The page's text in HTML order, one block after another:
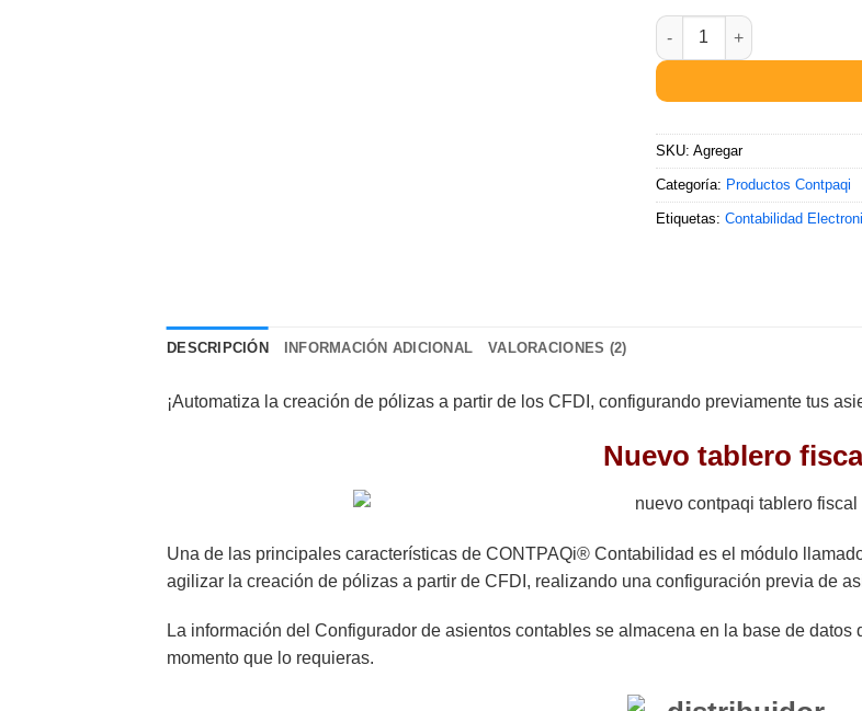
SKU: Agregar
Categoría: Productos Contpaqi
Etiquetas: Contabilidad
DESCRIPCIÓN INFORMACIÓN ADICIONAL VALORACIONES (2)
¡Automatiza la creación de pólizas a partir de los CFDI, configurando previamente tus
Nuevo tablero
Una de las principales características de CONTPAQi® Contabilidad es el módulo
agilizar la creación de pólizas a partir de CFDI, realizando una configuración previa de
La información del Configurador de asientos contables se almacena en la base de
momento que lo requieras.